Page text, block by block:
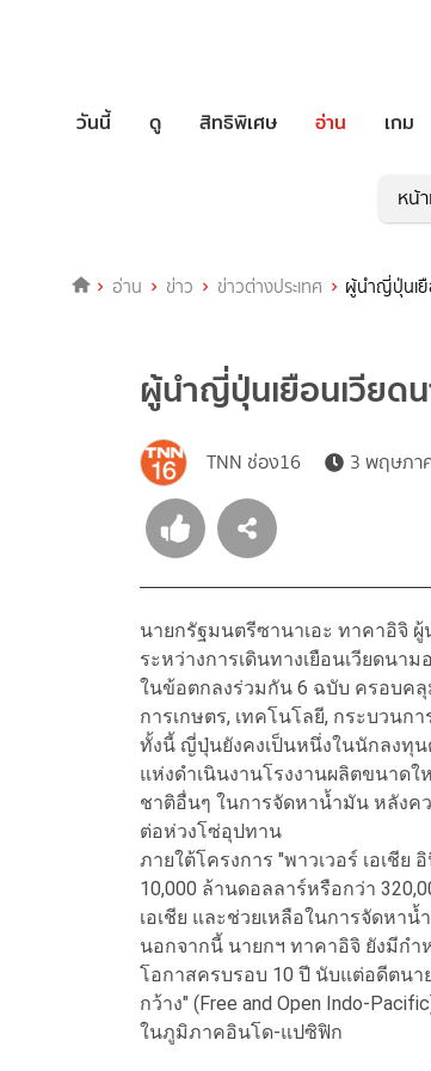
วันนี้ ดู สิทธิพิเศษ อ่าน เกม
หน้
อ่าน ข่าว ข่าวต่างประเทศ ผู้นำญี่ปุ่นเ
ผู้นำญี่ปุ่นเยือนเวียด
TNN ช่อง16 3 พฤษภา
นายกรัฐมนตรีซานาเอะ ทาคาอิจิ
ระหว่างการเดินทางเยือนเวียดนา
ในข้อตกลงร่วมกัน 6 ฉบับ ครอบค
การเกษตร, เทคโนโลยี, กระบวน
ทั้งนี้ ญี่ปุ่นยังคงเป็นหนึ่งในนักลงทุ
แห่งดำเนินงานโรงงานผลิตขนาด
ชาติอื่นๆ ในการจัดหาน้ำมัน หลังค
ต่อห่วงโซ่อุปทาน
ภายใต้โครงการ "พาวเวอร์ เอเชี
10,000 ล้านดอลลาร์หรือกว่า
เอเชีย และช่วยเหลือในการจัดหา
นอกจากนี้ นายกฯ ทาคาอิจิ ยังมีก
โอกาสครบรอบ 10 ปี นับแต่อดีตนา
กว้าง" (Free and Open Indo-
ในภูมิภาคอินโด-แปซิฟิก